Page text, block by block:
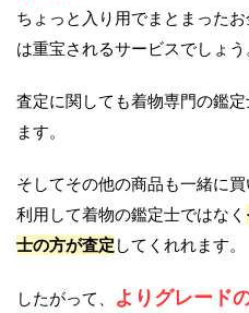
ちょっと入り用でまとまった
は重宝されるサービスでしょう
査定に関しても着物専門の鑑
ます。
そしてその他の商品も一緒に
利用して着物の鑑定士ではなく
士の方が査定 してくれれます。
したがって、
よりグレード